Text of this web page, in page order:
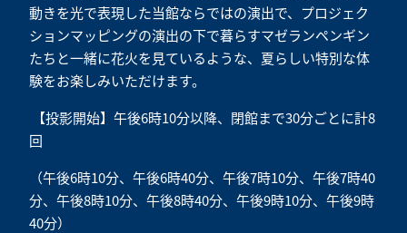
動きを光で表現した当館ならではの演出で、プロジェク
ションマッピングの演出の下で暮らすマゼランペンギン
たちと一緒に花火を見ているような、夏らしい特別な体
験をお楽しみいただけます。
【投影開始】午後6時10分以降、閉館まで30分ごとに計8
回
（午後6時10分、午後6時40分、午後7時10分、午後7時40
分、午後8時10分、午後8時40分、午後9時10分、午後9時
40分）